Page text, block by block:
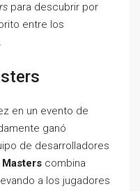
para descubrir por
entre los
en un evento de
ganó
de desarrolladores
Masters combina
a los jugadores